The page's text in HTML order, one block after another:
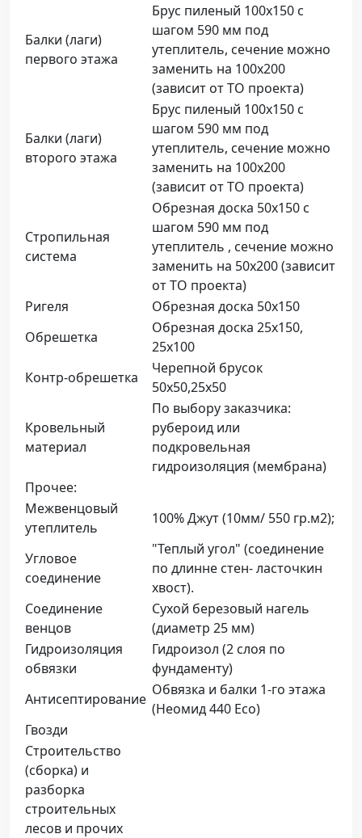
Балки (лаги)
первого этажа
Брус пиленый 100х150 с
шагом 590 мм под
утеплитель, сечение можно
заменить на 100х200
(зависит от ТО проекта)
Балки (лаги)
второго этажа
Брус пиленый 100х150 с
шагом 590 мм под
утеплитель, сечение можно
заменить на 100х200
(зависит от ТО проекта)
Стропильная
система
Обрезная доска 50х150 с
шагом 590 мм под
утеплитель , сечение можно
заменить на 50х200 (зависит
от ТО проекта)
Ригеля
Обрезная доска 50х150
Обрешетка
Обрезная доска 25х150,
25х100
Контр-обрешетка
Черепной брусок
50х50,25х50
Кровельный
материал
По выбору заказчика:
рубероид или
подкровельная
гидроизоляция (мембрана)
Прочее:
Межвенцовый
утеплитель
100% Джут (10мм/ 550 гр.м2);
Угловое
соединение
"Теплый угол" (соединение
по длинне стен- ласточкин
хвост).
Соединение
венцов
Сухой березовый нагель
(диаметр 25 мм)
Гидроизоляция
обвязки
Гидроизол (2 слоя по
фундаменту)
Антисептирование
Обвязка и балки 1-го этажа
(Неомид 440 Eco)
Гвозди
Строительство
(сборка) и
разборка
строительных
лесов и прочих